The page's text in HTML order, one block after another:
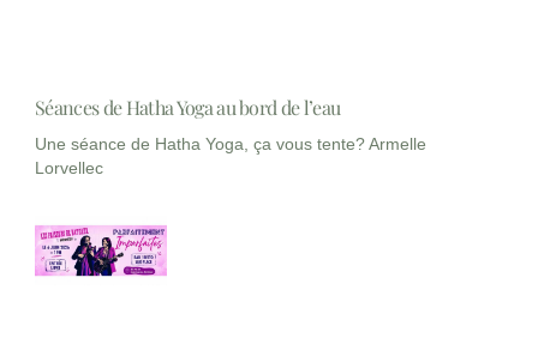
Séances de Hatha Yoga au bord de l’eau
Une séance de Hatha Yoga, ça vous tente? Armelle
Lorvellec